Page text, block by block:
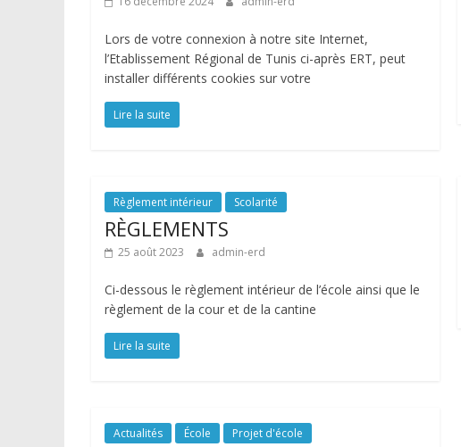
Lors de votre connexion à notre site Internet,
l’Etablissement Régional de Tunis ci-après ERT, peut
installer différents cookies sur votre
Lire la suite
Règlement intérieur Scolarité
RÈGLEMENTS
25 août 2023 admin-erd
Ci-dessous le règlement intérieur de l’école ainsi que le
règlement de la cour et de la cantine
Lire la suite
Actualités École Projet d'école